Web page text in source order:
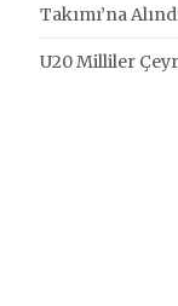
Takımı’na
U20 Milliler